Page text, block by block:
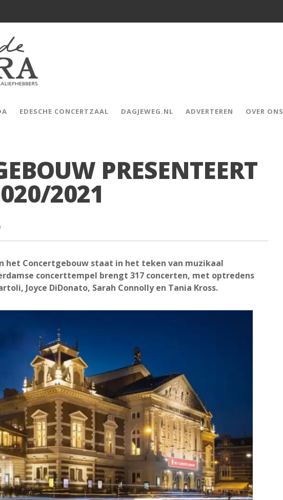
EDESCHE CONCERTZAAL DAGJEWEG.NL ADVERTEREN OVER ONS
PRESENTEERT
2021
het Concertgebouw staat in het teken van muzikaal
concerttempel brengt 317 concerten, met optredens
Joyce DiDonato, Sarah Connolly en Tania Kross.